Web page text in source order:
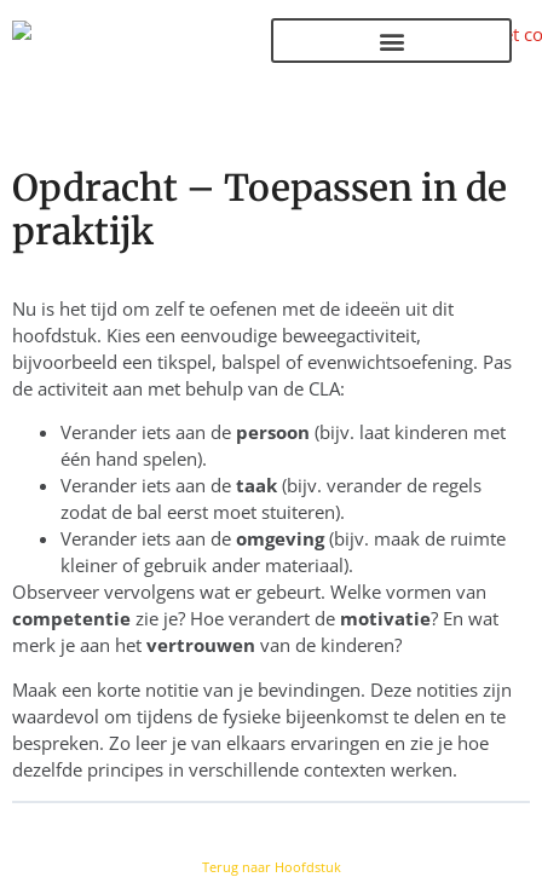
Opdracht – Toepassen in de
praktijk
Nu is het tijd om zelf te oefenen met de ideeën uit dit
hoofdstuk. Kies een eenvoudige beweegactiviteit,
bijvoorbeeld een tikspel, balspel of evenwichtsoefening. Pas
de activiteit aan met behulp van de CLA:
Verander iets aan de persoon (bijv. laat kinderen met
één hand spelen).
Verander iets aan de taak (bijv. verander de regels
zodat de bal eerst moet stuiteren).
Verander iets aan de omgeving(bijv. maak de ruimte
kleiner of gebruik ander materiaal).
Observeer vervolgens wat er gebeurt. Welke vormen van
competentie zie je? Hoe verandert de motivatie? En wat
merk je aan het vertrouwen van de kinderen?
Maak een korte notitie van je bevindingen. Deze notities zijn
waardevol om tijdens de fysieke bijeenkomst te delen en te
bespreken. Zo leer je van elkaars ervaringen en zie je hoe
dezelfde principes in verschillende contexten werken.
Terug naar Hoofdstuk